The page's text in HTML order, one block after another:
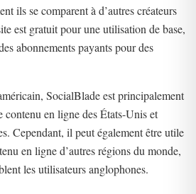
ils se comparent à d’autres créateurs
est gratuit pour une utilisation de base,
abonnements payants pour des
SocialBlade est principalement
contenu en ligne des États-Unis et
Cependant, il peut également être utile
en ligne d’autres régions du monde,
les utilisateurs anglophones.